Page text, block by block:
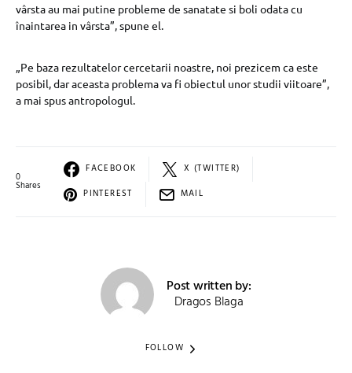
vârsta au mai putine probleme de sanatate si boli odata cu
înaintarea in vârsta”, spune el.
„Pe baza rezultatelor cercetarii noastre, noi prezicem ca este
posibil, dar aceasta problema va fi obiectul unor studii viitoare”,
a mai spus antropologul.
0
Shares
FACEBOOK
X (TWITTER)
PINTEREST
MAIL
Post written by:
Dragos Blaga
FOLLOW